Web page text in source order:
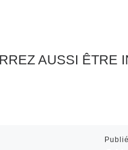
AUSSI ÊTRE
Publié